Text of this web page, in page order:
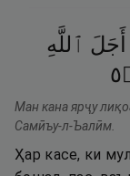
أَجَلَ ٱللَّهِ
٥
Ман кана ярҷу
Самӣъу-л-Ъалӣм.
Ҳар касе, ки